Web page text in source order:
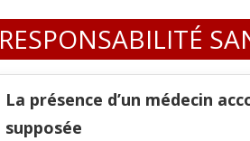
RESPONSABILITÉ
La présence d’un médecin
supposée